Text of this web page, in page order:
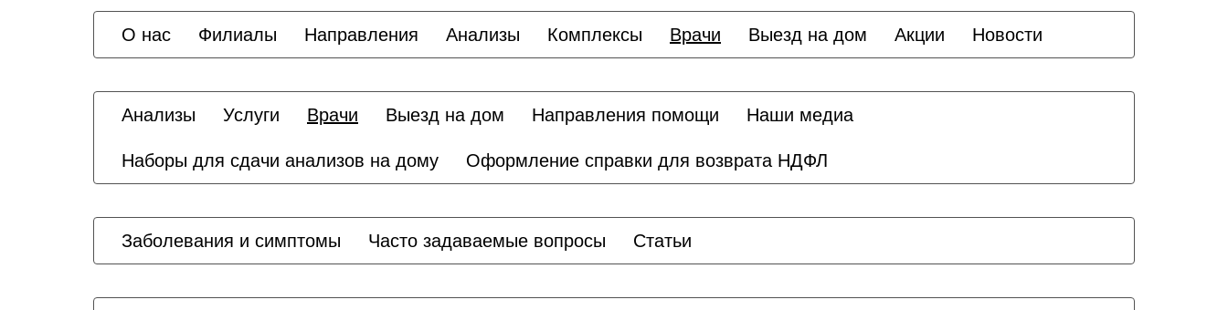
О нас Филиалы Направления Анализы Комплексы Врачи Выезд на дом Акции Новости
Анализы Услуги Врачи Выезд на дом Направления помощи Наши медиа
Наборы для сдачи анализов на дому Оформление справки для возврата НДФЛ
Заболевания и симптомы Часто задаваемые вопросы Статьи